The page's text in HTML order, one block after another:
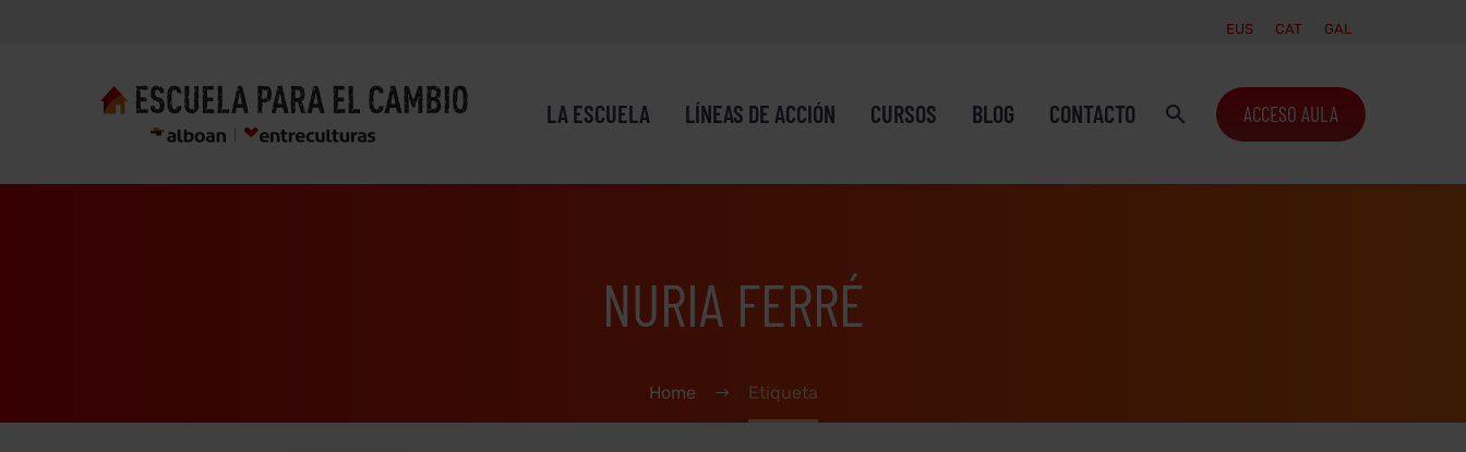
EUS CAT GAL
LA ESCUELA LÍNEAS DE ACCIÓN CURSOS BLOG CONTACTO ACCESO AULA
NURIA FERRÉ
Home Etiqueta